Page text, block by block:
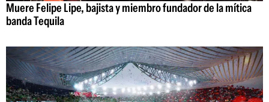
Muere Felipe Lipe, bajista y miembro fundador de la mítica
banda Tequila